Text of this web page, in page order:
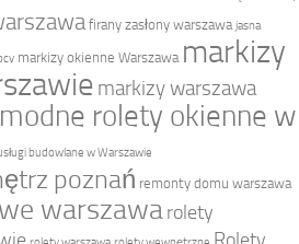
firany zasłony warszawa jasna
markizy okienne Warszawa markizy
markizy warszawa
modne rolety okienne w
budowlane w Warszawie
poznań remonty domu warszawa
warszawa rolety
Rolety